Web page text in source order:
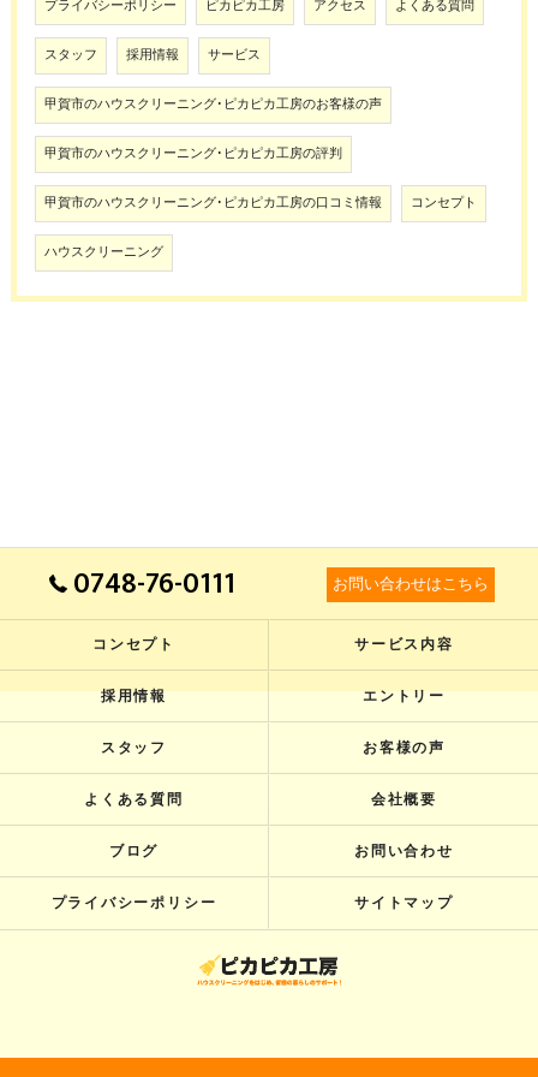
プライバシーポリシー ピカピカ工房 アクセス よくある質問
スタッフ 採用情報 サービス
甲賀市のハウスクリーニング･ピカピカ工房のお客様の声
甲賀市のハウスクリーニング･ピカピカ工房の評判
甲賀市のハウスクリーニング･ピカピカ工房の口コミ情報 コンセプト
ハウスクリーニング
0748-76-0111 お問い合わせはこちら
コンセプト サービス内容
採用情報 エントリー
スタッフ お客様の声
よくある質問 会社概要
ブログ お問い合わせ
プライバシーポリシー サイトマップ